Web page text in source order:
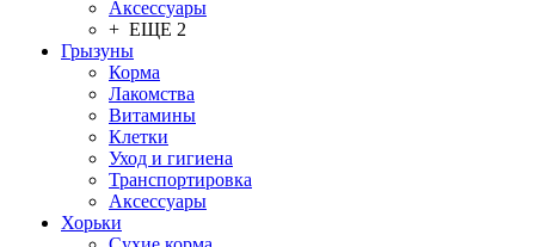
Аксессуары
+ ЕЩЕ 2
Грызуны
Корма
Лакомства
Витамины
Клетки
Уход и гигиена
Транспортировка
Аксессуары
Хорьки